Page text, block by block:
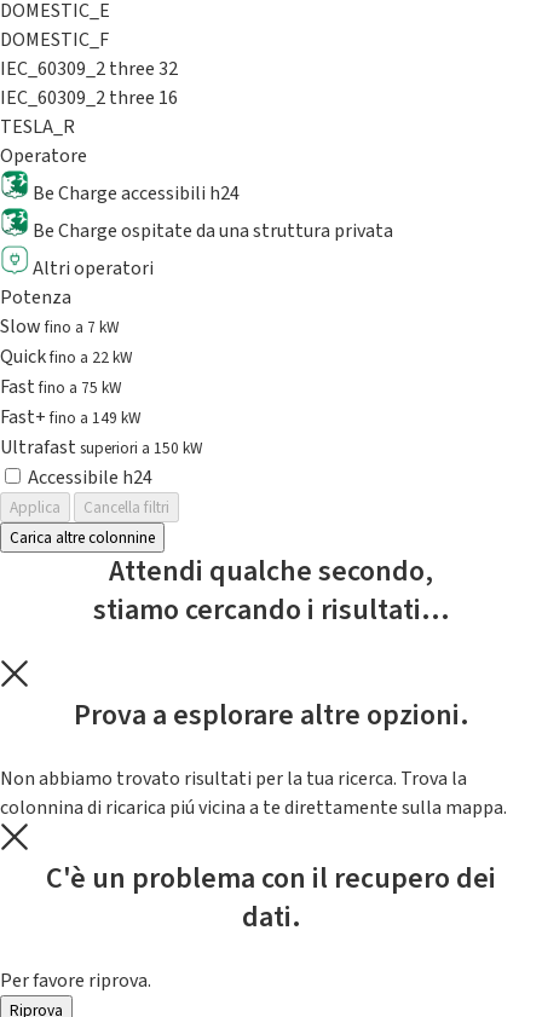
DOMESTIC_E
DOMESTIC_F
IEC_60309_2 three 32
IEC_60309_2 three 16
TESLA_R
Operatore
Be Charge accessibili h24
Be Charge ospitate da una struttura privata
Altri operatori
Potenza
Slowfino a 7 kW
Quickfino a 22 kW
Fastfino a 75 kW
Fast+fino a 149 kW
Ultrafast superiori a 150 kW
Accessibile h24
Applica
Cancella filtri
Carica altre colonnine
Attendi qualche secondo,
stiamo cercando i risultati...
Prova a esplorare altre opzioni.
Non abbiamo trovato risultati per la tua ricerca. Trova la
colonnina di ricarica piú vicina a te direttamente sulla mappa.
C'è un problema con il recupero dei
dati.
Per favore riprova.
Riprova